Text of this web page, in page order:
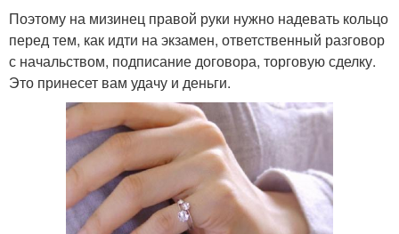
Поэтому на мизинец правой руки нужно надевать кольцо
перед тем, как идти на экзамен, ответственный разговор
с начальством, подписание договора, торговую сделку.
Это принесет вам удачу и деньги.